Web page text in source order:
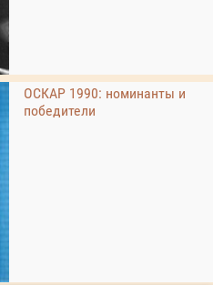
ОСКАР 1990: номинанты и
победители